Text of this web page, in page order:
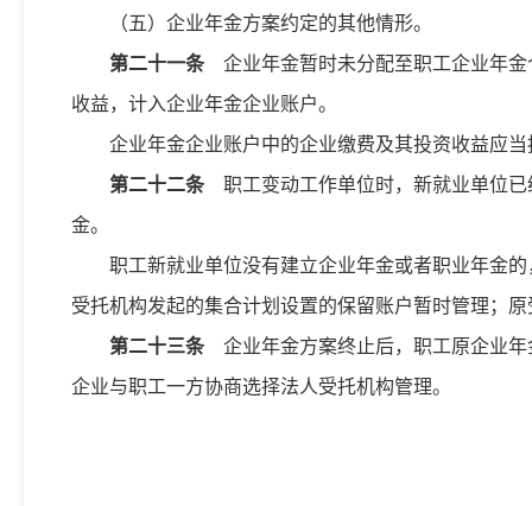
（五）企业年金方案约定的其他情形。
第二十一条企业年金暂时未分配至职工企业年金
收益，计入企业年金企业账户。
企业年金企业账户中的企业缴费及其投资收益应
第二十二条职工变动工作单位时，新就业单位已
金。
职工新就业单位没有建立企业年金或者职业年金
受托机构发起的集合计划设置的保留账户暂时管理；
第二十三条企业年金方案终止后，职工原企业年
企业与职工一方协商选择法人受托机构管理。